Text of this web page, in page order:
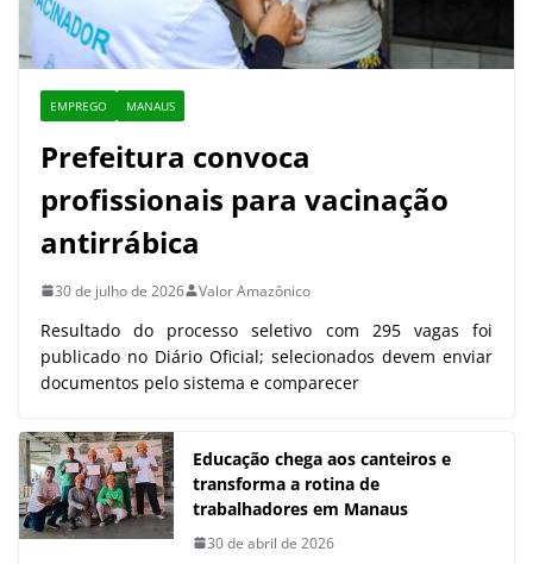
EMPREGO MANAUS
Prefeitura convoca
profissionais para vacinação
antirrábica
30 de julho de 2026 Valor Amazônico
Resultado do processo seletivo com 295 vagas foi
publicado no Diário Oficial; selecionados devem enviar
documentos pelo sistema e comparecer
Educação chega aos canteiros e
transforma a rotina de
trabalhadores em Manaus
30 de abril de 2026